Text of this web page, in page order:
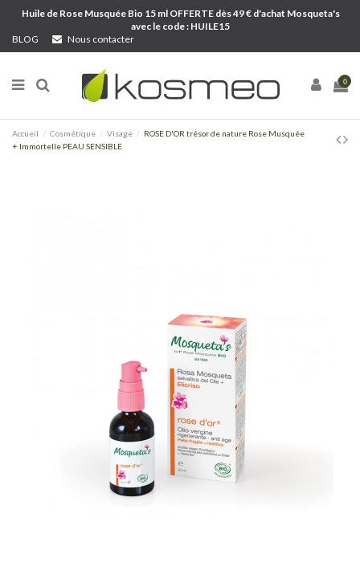
Huile de Rose Musquée Bio 15 ml OFFERTE dès 49 € d'achat Mosqueta's
avec le code : HUILE15
BLOG
Nous contacter
0
Accueil Cosmétique Visage
ROSE D'OR trésor de nature Rose Musquée
+ Immortelle PEAU SENSIBLE